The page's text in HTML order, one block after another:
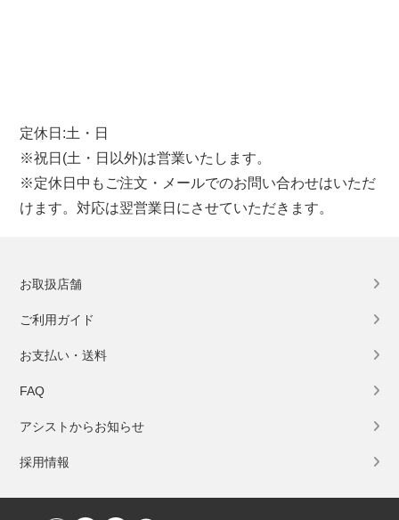
定休日:土・日
※祝日(土・日以外)は営業いたします。
※定休日中もご注文・メールでのお問い合わせはいただ
けます。対応は翌営業日にさせていただきます。
お取扱店舗
ご利用ガイド
お支払い・送料
FAQ
アシストからお知らせ
採用情報